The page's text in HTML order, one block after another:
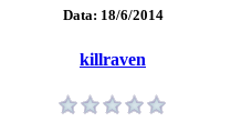
Data: 18/6/2014
killraven